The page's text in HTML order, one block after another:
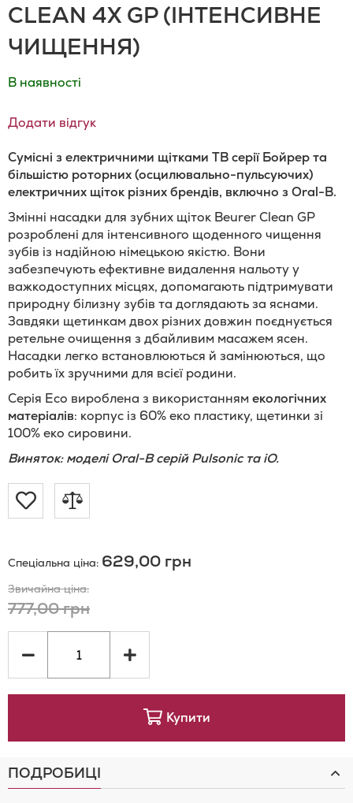
CLEAN 4X GP (ІНТЕНСИВНЕ
ЧИЩЕННЯ)
В наявності
Додати відгук
Сумісні з електричними щітками ТВ серії Бойрер та
більшістю роторних (осцилювально-пульсуючих)
електричних щіток різних брендів, включно з Oral-B.
Змінні насадки для зубних щіток Beurer Clean GP
розроблені для інтенсивного щоденного чищення
зубів із надійною німецькою якістю. Вони
забезпечують ефективне видалення нальоту у
важкодоступних місцях, допомагають підтримувати
природну білизну зубів та доглядають за яснами.
Завдяки щетинкам двох різних довжин поєднується
ретельне очищення з дбайливим масажем ясен.
Насадки легко встановлюються й замінюються, що
робить їх зручними для всієї родини.
Серія Eco вироблена з використанням екологічних
матеріалів: корпус із 60% еко пластику, щетинки зі
100% еко сировини.
Виняток: моделі Oral-B серій Pulsonic та iO.
Додати
Списку
Бажань
Додати
порівняння
Спеціальна ціна 629,00 грн
Звичайна ціна
777,00 грн
Купити
ПОДРОБИЦІ